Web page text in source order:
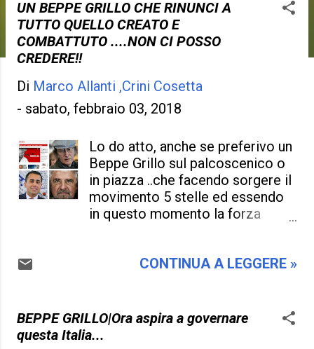
UN BEPPE GRILLO CHE RINUNCI A
TUTTO QUELLO CREATO E
COMBATTUTO ....NON CI POSSO
CREDERE!!
Di Marco Allanti ,Crini Cosetta
- sabato, febbraio 03, 2018
Lo do atto, anche se preferivo un
Beppe Grillo sul palcoscenico o
in piazza ..che facendo sorgere il
movimento 5 stelle ed essendo
in questo momento la forza
sono entusiasti.. Grillo ha deciso
pensa di far sorgere un altro
partito per contrastare il vecchio,
CONTINUA A LEGGERE »
BEPPE GRILLO|Ora aspira a governare
questa Italia...